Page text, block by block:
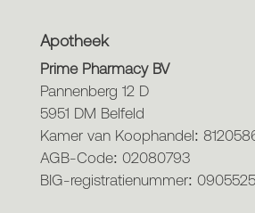
Apotheek
Prime Pharmacy BV
Pannenberg 12 D
5951 DM Belfeld
Kamer van Koophandel:
AGB-Code: 02080793
BIG-registratienummer: